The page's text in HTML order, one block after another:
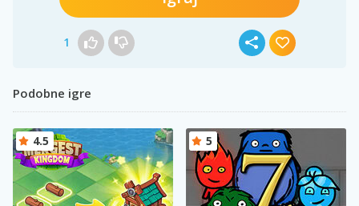
1
Podobne igre
4.5 5